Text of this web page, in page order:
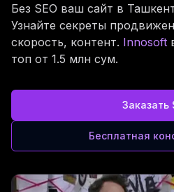
Без SEO ваш сайт в
Узнайте секреты
скорость, контент. Innosoft
топ от 1.5 млн сум.
Заказать
Бесплатная